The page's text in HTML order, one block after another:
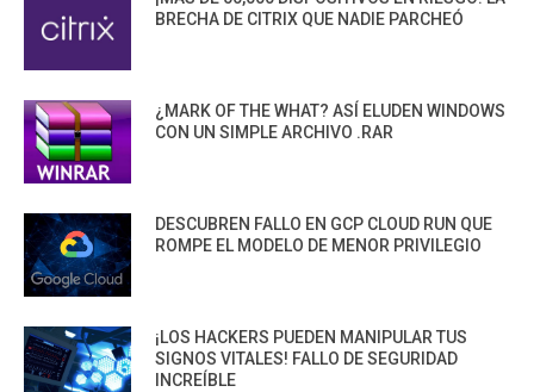
BRECHA DE CITRIX QUE NADIE PARCHEÓ
¿MARK OF THE WHAT? ASÍ ELUDEN WINDOWS
CON UN SIMPLE ARCHIVO .RAR
DESCUBREN FALLO EN GCP CLOUD RUN QUE
ROMPE EL MODELO DE MENOR PRIVILEGIO
¡LOS HACKERS PUEDEN MANIPULAR TUS
SIGNOS VITALES! FALLO DE SEGURIDAD
INCREÍBLE